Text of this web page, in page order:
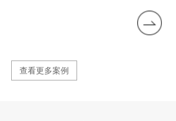
查看更多案例